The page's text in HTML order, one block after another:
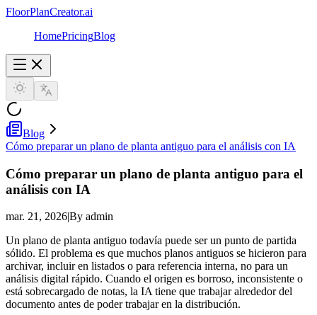
FloorPlanCreator.ai
HomePricingBlog
Blog
Cómo preparar un plano de planta antiguo para el análisis con IA
Cómo preparar un plano de planta antiguo para el
análisis con IA
mar. 21, 2026|By admin
Un plano de planta antiguo todavía puede ser un punto de partida
sólido. El problema es que muchos planos antiguos se hicieron para
archivar, incluir en listados o para referencia interna, no para un
análisis digital rápido. Cuando el origen es borroso, inconsistente o
está sobrecargado de notas, la IA tiene que trabajar alrededor del
documento antes de poder trabajar en la distribución.